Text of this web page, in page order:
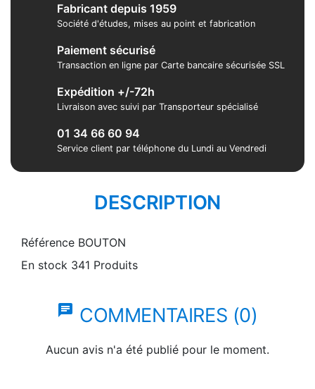
Fabricant depuis 1959
Société d'études, mises au point et fabrication
Paiement sécurisé
Transaction en ligne par Carte bancaire sécurisée SSL
Expédition +/-72h
Livraison avec suivi par Transporteur spécialisé
01 34 66 60 94
Service client par téléphone du Lundi au Vendredi
DESCRIPTION
Référence BOUTON
En stock 341 Produits
chat COMMENTAIRES (0)
Aucun avis n'a été publié pour le moment.